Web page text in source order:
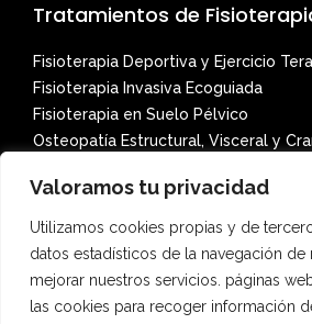
Valoramos tu privacidad
Utilizamos cookies propias y de
datos estadísticos de la navegación de
mejorar nuestros servicios. páginas
las cookies para recoger información
Tratamientos de
Fisioterapia Deportiva y Ejercicio
Fisioterapia Invasiva Ecoguiada
Fisioterapia en Suelo Pélvico
Osteopatía Estructural, Visceral y
Terapia Cráneo-Sacral
Terapia Miofascial
Drenaje Linfático Manual y
Diatermia
Magnetoterapia en Jerez